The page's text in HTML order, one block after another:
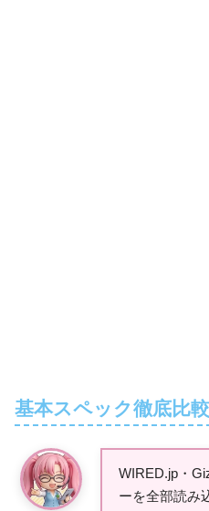
基本スペック徹底比較
WIRED.jp・
ーを全部読み